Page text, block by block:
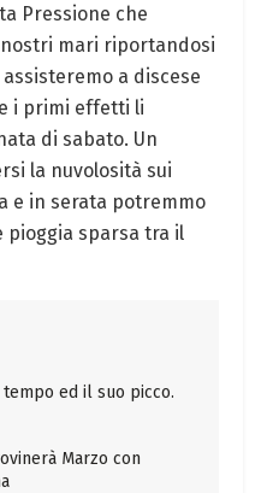
Pressione che
mari riportandosi
a discese
i primi effetti li
di sabato. Un
la nuvolosità sui
e in serata potremmo
pioggia sparsa tra il
ed il suo picco.
Marzo con